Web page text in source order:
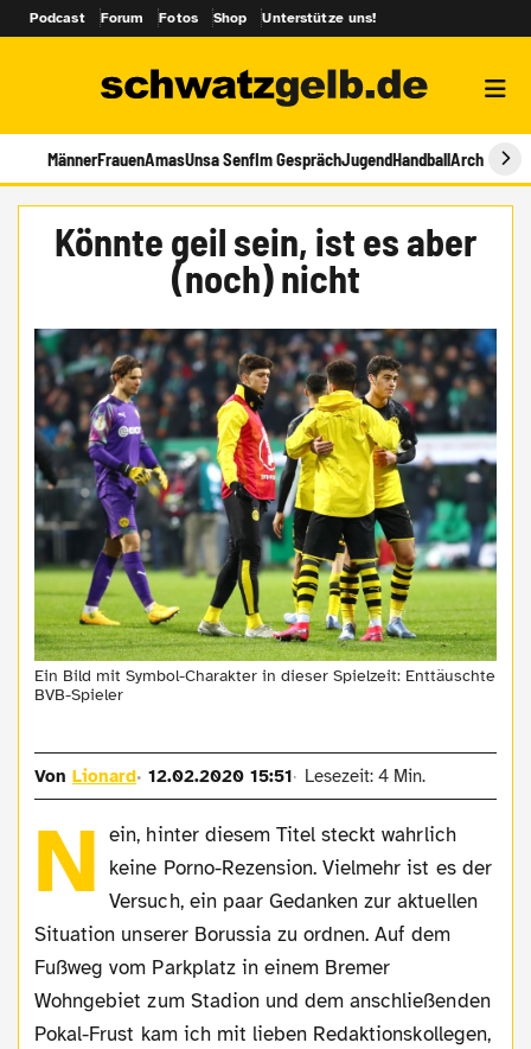
Podcast Forum Fotos Shop Unterstütze uns!
MännerFrauenAmasUnsa SenfIm GesprächJugendHandballArchiv
Könnte geil sein, ist es aber
(noch) nicht
Ein Bild mit Symbol-Charakter in dieser Spielzeit: Enttäuschte
BVB-Spieler
VonLionard 12.02.2020 15:51 Lesezeit: 4 Min.
N ein, hinter diesem Titel steckt wahrlich
keine Porno-Rezension. Vielmehr ist es der
Versuch, ein paar Gedanken zur aktuellen
Situation unserer Borussia zu ordnen. Auf dem
Fußweg vom Parkplatz in einem Bremer
Wohngebiet zum Stadion und dem anschließenden
Pokal-Frust kam ich mit lieben Redaktionskollegen,